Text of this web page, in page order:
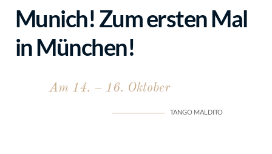
Munich! Zum ersten Mal
in München!
Am 14. – 16. Oktober
TANGO MALDITO